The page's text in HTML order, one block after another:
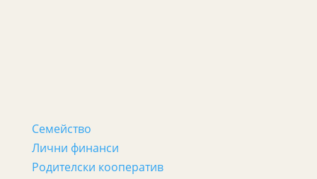
Семейство
Лични финанси
Родителски кооператив